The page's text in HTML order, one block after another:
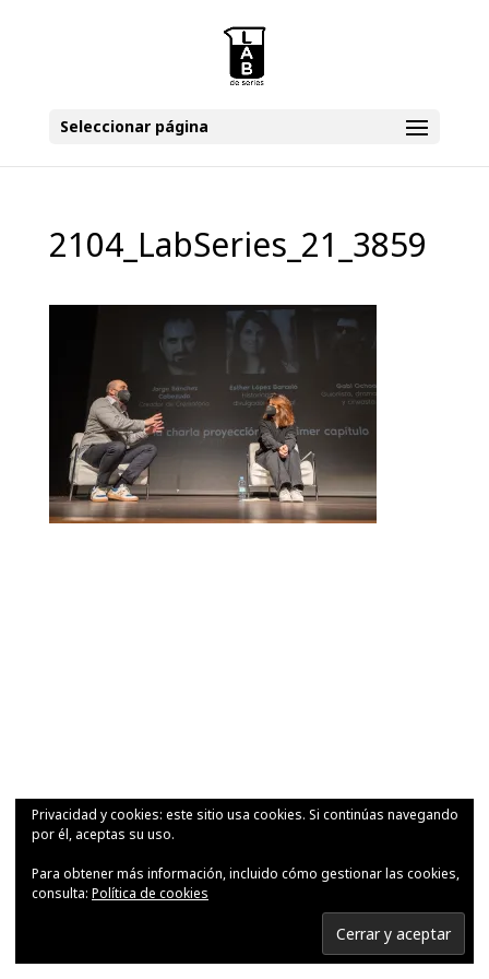
Seleccionar página
2104_LabSeries_21_3859
Privacidad y cookies: este sitio usa cookies. Si continúas navegando
por él, aceptas su uso.
Para obtener más información, incluido cómo gestionar las cookies,
consulta: Política de cookies